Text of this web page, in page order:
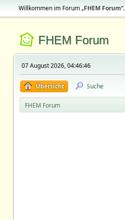
Willkommen im Forum „FHEM Forum“.
FHEM Forum
07 August 2026, 04:46:46
Übersicht Suche
FHEM Forum